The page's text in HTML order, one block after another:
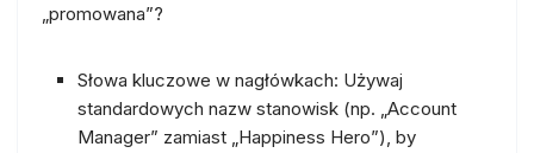
„promowana”?
Słowa kluczowe w nagłówkach: Używaj
standardowych nazw stanowisk (np. „Account
Manager” zamiast „Happiness Hero”), by